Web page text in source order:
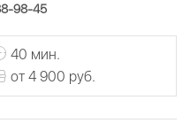
98-45
40 мин.
от 4 900 руб.